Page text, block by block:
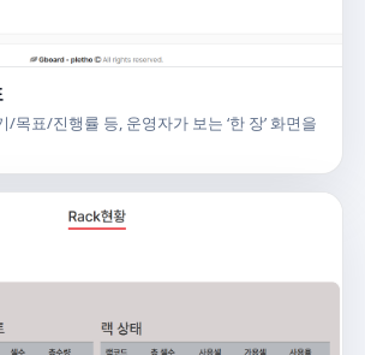
표/진행률 등, 운영자가 보는 ‘한 장’ 화면을